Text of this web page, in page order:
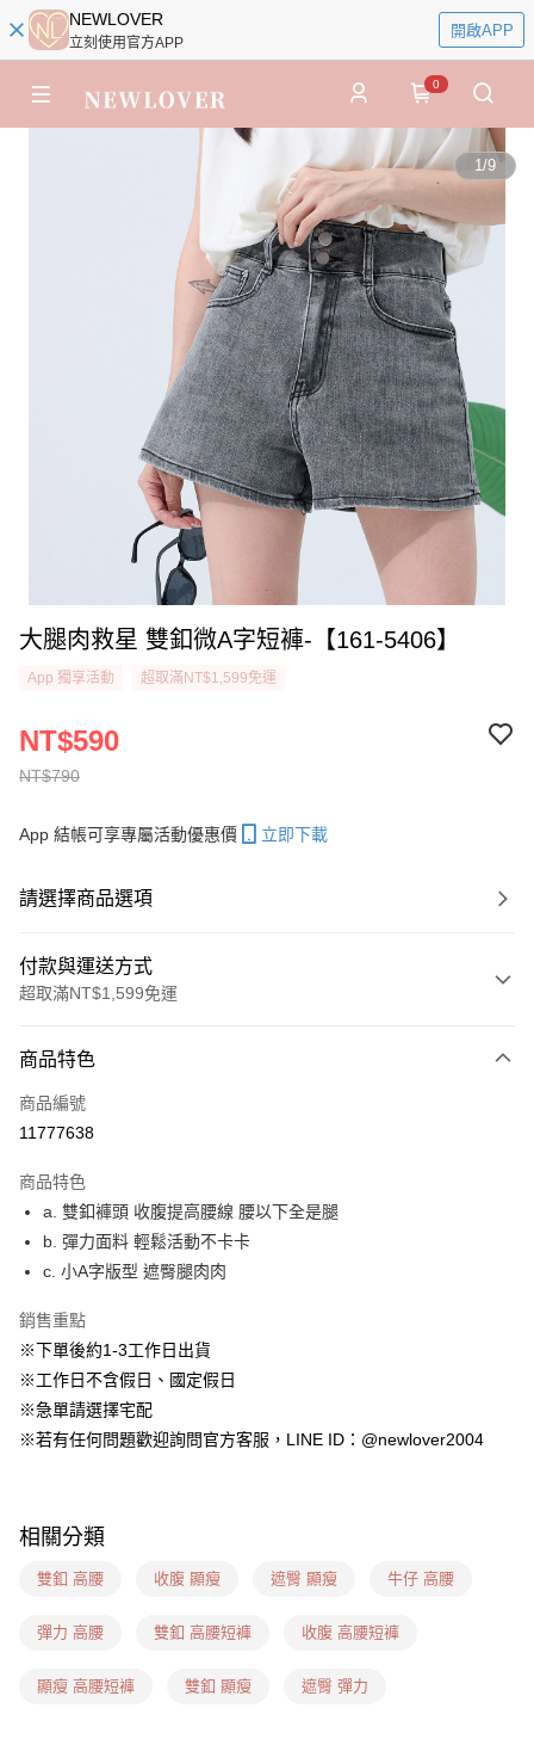
NEWLOVER
立刻使用官方APP
開啟APP
0
1/9
大腿肉救星 雙釦微A字短褲-【161-5406】
App 獨享活動 超取滿NT$1,599免運
NT$790
NT$590
App 結帳可享專屬活動優惠價 立即下載
請選擇商品選項
付款與運送方式
超取滿NT$1,599免運
信用卡一次付款
超商取貨付款
ATM付款
貨到付款
運送方式
貨到付款
每筆NT$60，滿NT$1,599(含以上)免運費
全家(信用卡、多元支付)
每筆NT$60，滿NT$1,599(含以上)免運費
7-11(信用卡、多元支付)
每筆NT$100，滿NT$1,899(含以上)免運費
商品特色
商品編號
11777638
商品特色
a. 雙釦褲頭 收腹提高腰線 腰以下全是腿
b. 彈力面料 輕鬆活動不卡卡
c. 小A字版型 遮臀腿肉肉
銷售重點
※下單後約1-3工作日出貨
※工作日不含假日、國定假日
※急單請選擇宅配
※若有任何問題歡迎詢問官方客服，LINE ID：@newlover2004
相關分類
雙釦 高腰 收腹 顯瘦 遮臀 顯瘦 牛仔 高腰
彈力 高腰 雙釦 高腰短褲 收腹 高腰短褲
顯瘦 高腰短褲 雙釦 顯瘦 遮臀 彈力